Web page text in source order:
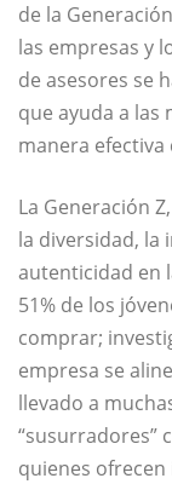
de la
las empresas y
de asesores se
que ayuda a las
manera efectiva
La Generación
la diversidad, la
autenticidad en
51% de los
comprar;
empresa se
llevado a
“susurradores”
quienes